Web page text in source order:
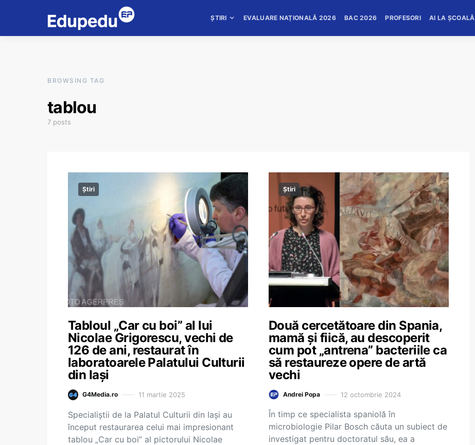
ȘTIRI EVALUARE NAȚIONALĂ 2026 BAC 2026 PROFESORI AI LA ȘCOALĂ
BROWSING TAG
tablou
7 posts
Știri
Tabloul „Car cu boi” al lui
Nicolae Grigorescu, vechi de
126 de ani, restaurat în
laboratoarele Palatului Culturii
din Iași
G4Media.ro 11 martie 2025
Specialiştii de la Palatul Culturii din Iași au
început restaurarea celui mai impresionant
tablou „Car cu boi” al pictorului Nicolae
Știri
Două cercetătoare din Spania,
mamă și fiică, au descoperit
cum pot „antrena” bacteriile ca
să restaureze opere de artă
vechi
Andrei Popa 12 octombrie 2024
În timp ce specialista spaniolă în
microbiologie Pilar Bosch căuta un subiect de
investigat pentru doctoratul său, ea a